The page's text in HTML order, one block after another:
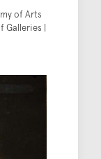
of Arts
Galleries |